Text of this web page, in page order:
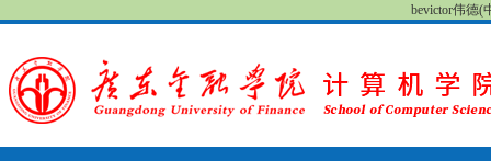
bevictor伟德(